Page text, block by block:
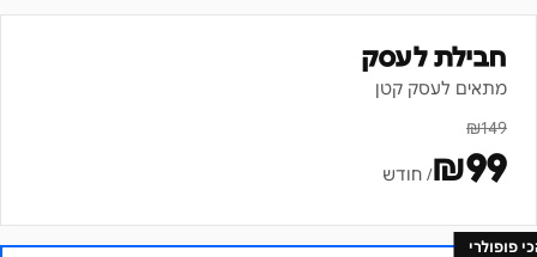
חבילת לעסק
מתאים לעסק קטן
₪149
₪99 / חודש
פופולרי